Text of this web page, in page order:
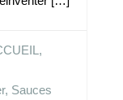
,
, Sauces